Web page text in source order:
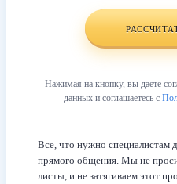
Нажимая на кнопку, вы даете
данных и соглашаетесь с
Все, что нужно специалистам
прямого общения. Мы не
листы, и не затягиваем этот